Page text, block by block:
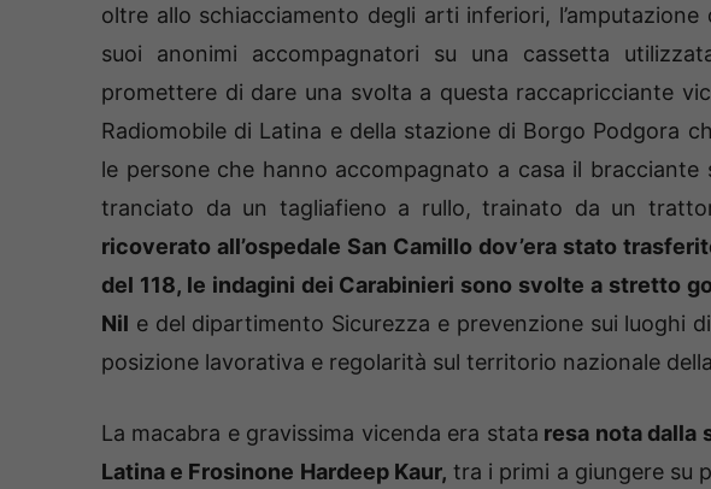
oltre allo schiacciamento degli arti inferiori,
suoi anonimi accompagnatori su una cassetta
promettere di dare una svolta a questa raccapricciante
Radiomobile di Latina e della stazione di Borgo Podgora
le persone che hanno accompagnato a casa il
tranciato da un tagliafieno a rullo, trainato da un
ricoverato all’ospedale San Camillo dov’era stato
del 118, le indagini dei Carabinieri sono svolte a stretto
Nil e del dipartimento Sicurezza e prevenzione sui luoghi
posizione lavorativa e regolarità sul territorio nazionale
La macabra e gravissima vicenda era stata resa nota dalla
Latina e Frosinone Hardeep Kaur, tra i primi a giungere su